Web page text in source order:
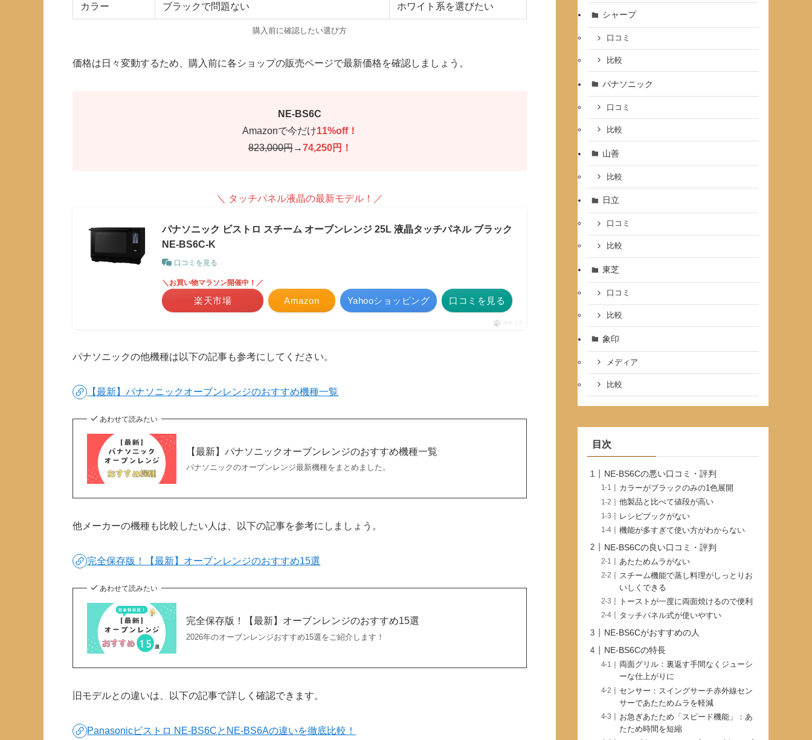
カラー ブラックで問題ない ホワイト系を選びたい
購入前に確認したい選び方
価格は日々変動するため、購入前に各ショップの販売ページで最新価格を確認しましょう。
NE-BS6C
Amazonで今だけ11%off！
823,000円→74,250円！
＼ タッチパネル液晶の最新モデル！／
パナソニック ビストロ スチーム オーブンレンジ 25L 液晶タッチパネル ブラック
NE-BS6C-K
口コミを見る
Amazon
＼お買い物マラソン開催中！／
楽天市場 Yahooショッピング 口コミを見る
ポチップ
パナソニックの他機種は以下の記事も参考にしてください。
【最新】パナソニックオーブンレンジのおすすめ機種一覧
あわせて読みたい
【最新】パナソニックオーブンレンジのおすすめ機種一覧
パナソニックのオーブンレンジ最新機種をまとめました。
他メーカーの機種も比較したい人は、以下の記事を参考にしましょう。
完全保存版！【最新】オーブンレンジのおすすめ15選
あわせて読みたい
完全保存版！【最新】オーブンレンジのおすすめ15選
2026年のオーブンレンジおすすめ15選をご紹介します！
旧モデルとの違いは、以下の記事で詳しく確認できます。
Panasonicビストロ NE-BS6CとNE-BS6Aの違いを徹底比較！
シャープ
口コミ
比較
パナソニック
口コミ
比較
山善
比較
日立
口コミ
比較
東芝
口コミ
比較
象印
メディア
比較
目次
NE-BS6Cの悪い口コミ・評判
カラーがブラックのみの1色展開
他製品と比べて値段が高い
レシピブックがない
機能が多すぎて使い方がわからない
NE-BS6Cの良い口コミ・評判
あたためムラがない
スチーム機能で蒸し料理がしっとりお
いしくできる
トーストが一度に両面焼けるので便利
タッチパネル式が使いやすい
NE-BS6Cがおすすめの人
NE-BS6Cの特長
両面グリル：裏返す手間なくジューシ
ーな仕上がりに
センサー：スイングサーチ赤外線セン
サーであたためムラを軽減
お急ぎあたため「スピード機能」：あ
たため時間を短縮